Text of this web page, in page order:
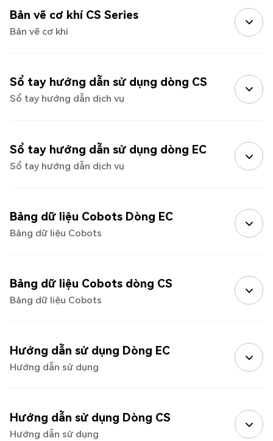
Bản vẽ cơ khí CS Series
Bản vẽ cơ khí
Sổ tay hướng dẫn sử dụng dòng CS
Sổ tay hướng dẫn dịch vụ
Sổ tay hướng dẫn sử dụng dòng EC
Sổ tay hướng dẫn dịch vụ
Bảng dữ liệu Cobots Dòng EC
Bảng dữ liệu Cobots
Bảng dữ liệu Cobots dòng CS
Bảng dữ liệu Cobots
Hướng dẫn sử dụng Dòng EC
Hướng dẫn sử dụng
Hướng dẫn sử dụng Dòng CS
Hướng dẫn sử dụng